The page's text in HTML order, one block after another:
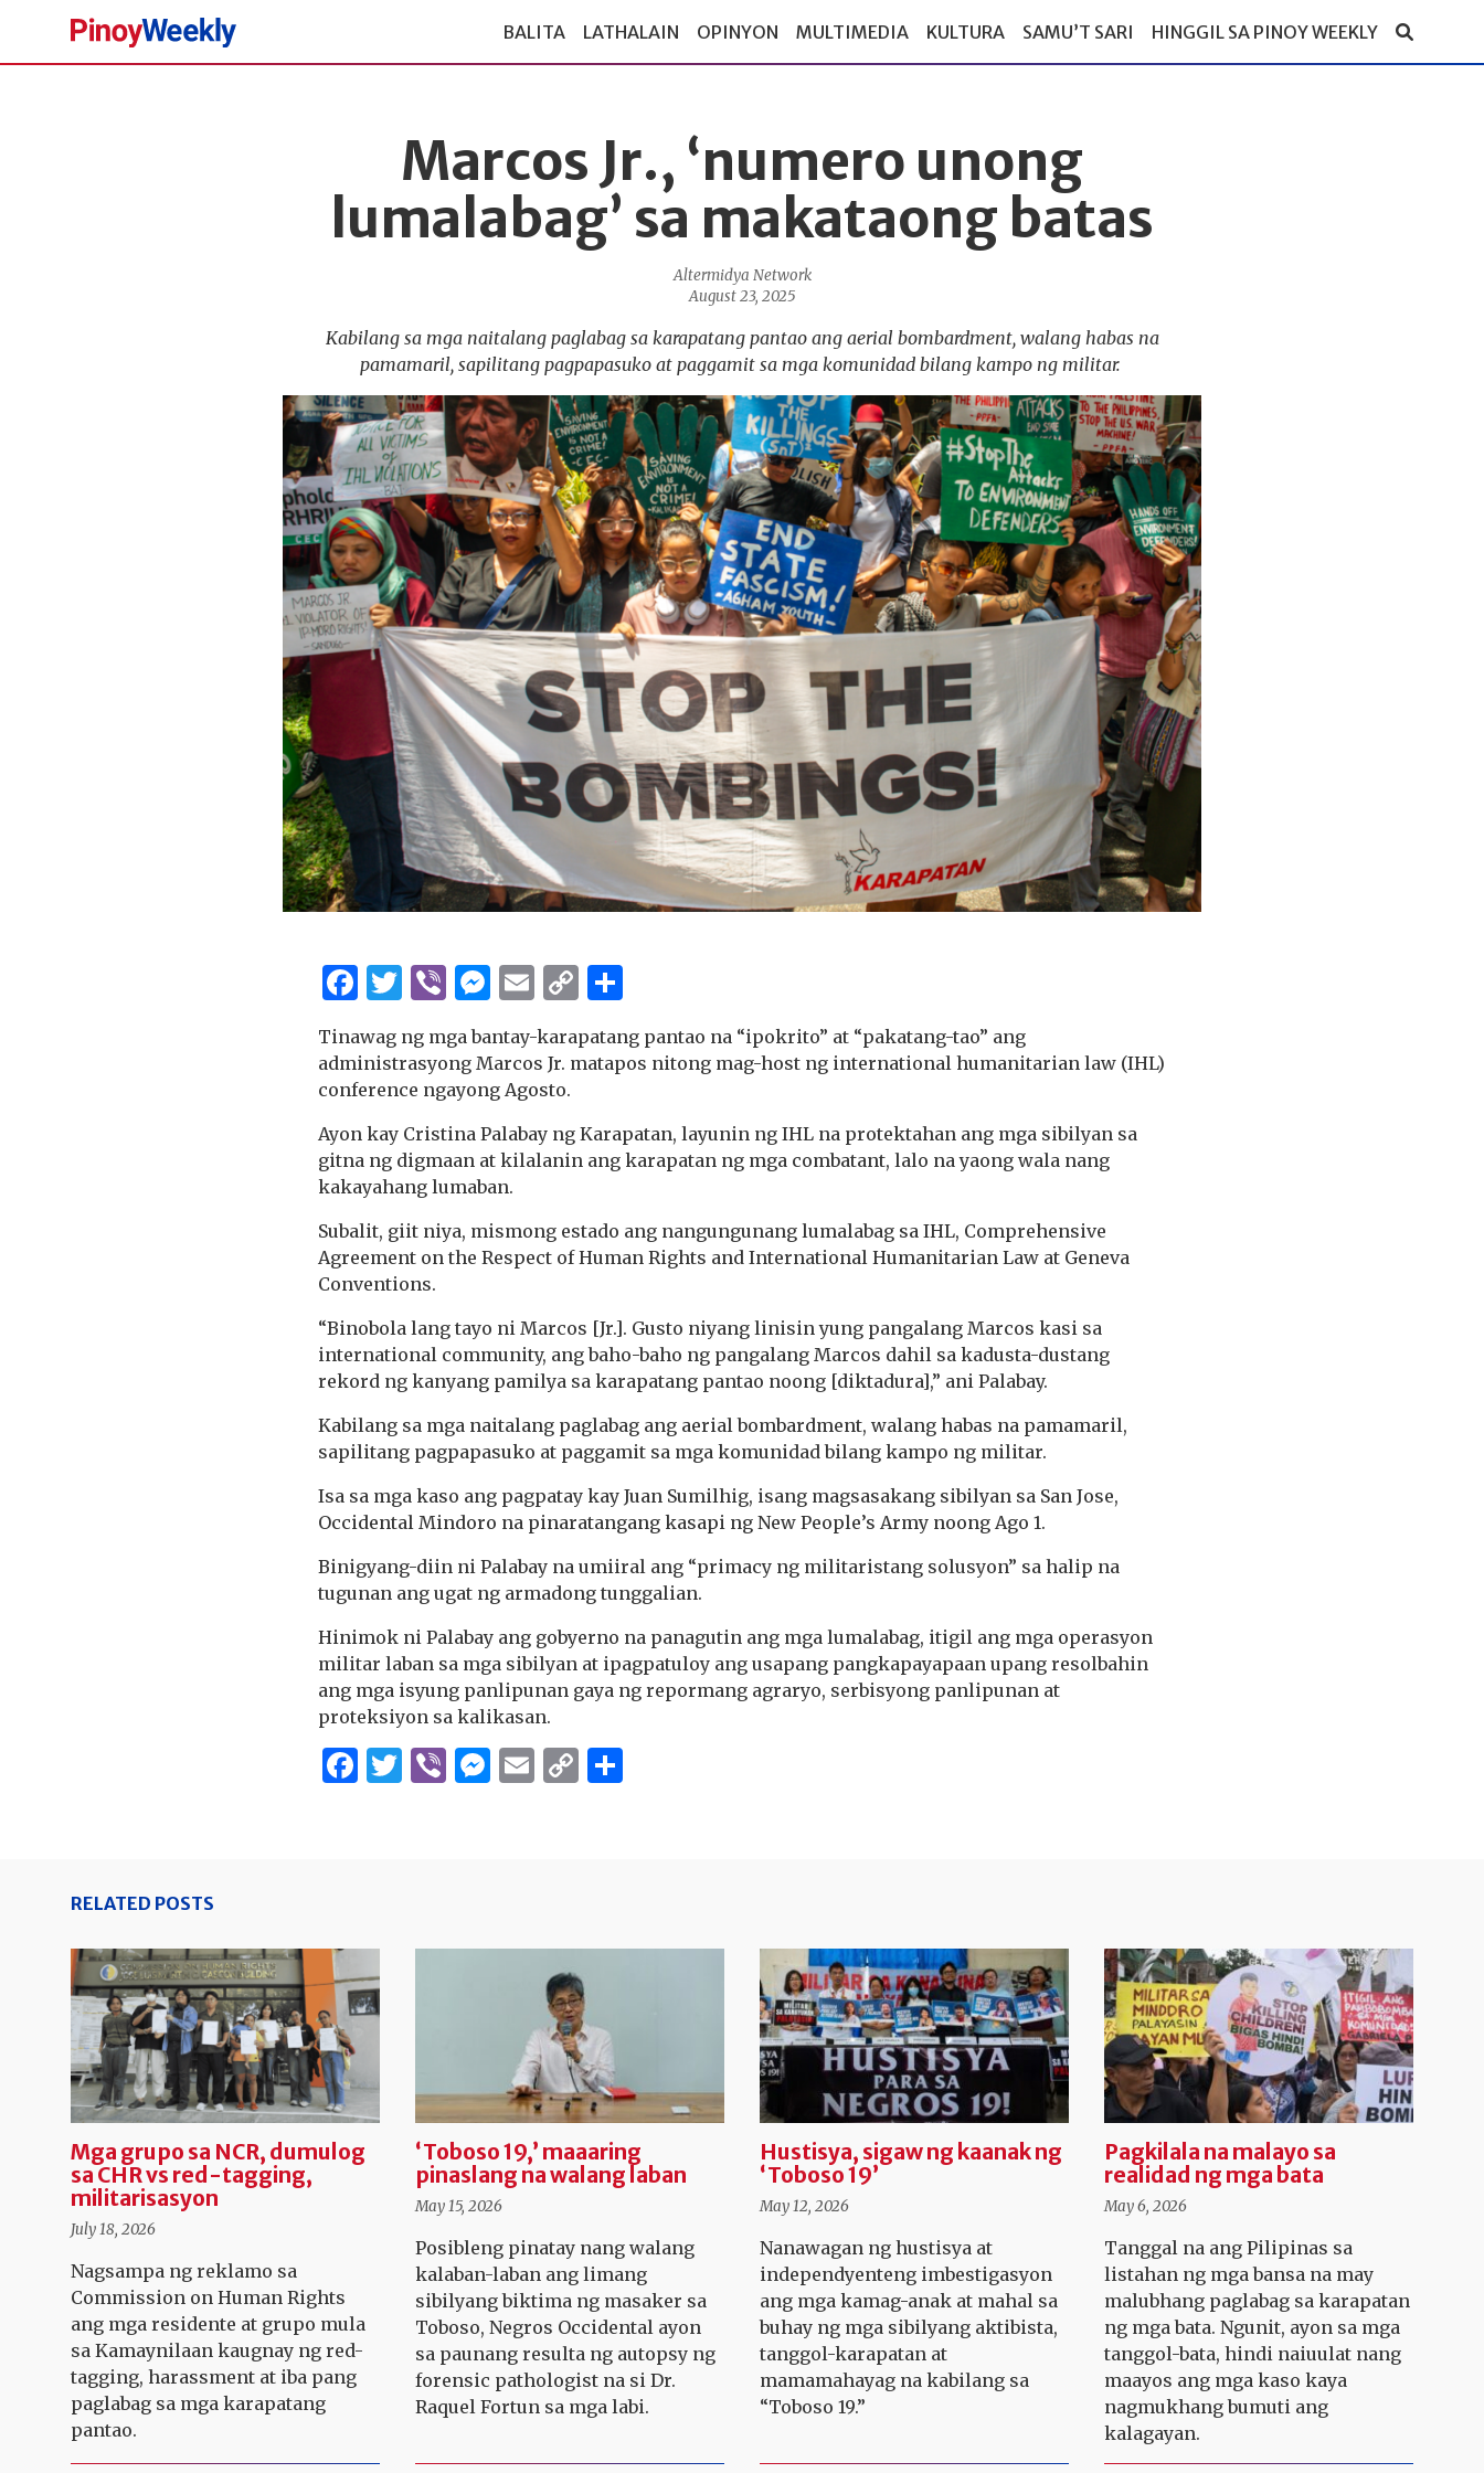
Pinoy
BALITA LATHALAIN OPINYON MULTIMEDIA KULTURA SAMU’T SARI HINGGIL SA PINOY WEEKLY
Marcos Jr., ‘numero unong
lumalabag’ sa makataong batas
Altermidya Network
August 23, 2025
Kabilang sa mga naitalang paglabag sa karapatang pantao ang aerial bombardment, walang habas na
pamamaril, sapilitang pagpapasuko at paggamit sa mga komunidad bilang kampo ng militar.
Facebook
Twitter
ViberMessenger
Email
Copy
Tinawag ng mga bantay-karapatang pantao na “ipokrito” at “pakatang-tao” ang
administrasyong Marcos Jr. matapos nitong mag-host ng international humanitarian law (IHL)
conference ngayong Agosto.
Ayon kay Cristina Palabay ng Karapatan, layunin ng IHL na protektahan ang mga sibilyan sa
gitna ng digmaan at kilalanin ang karapatan ng mga combatant, lalo na yaong wala nang
kakayahang lumaban.
Subalit, giit niya, mismong estado ang nangungunang lumalabag sa IHL, Comprehensive
Agreement on the Respect of Human Rights and International Humanitarian Law at Geneva
Conventions.
“Binobola lang tayo ni Marcos [Jr.]. Gusto niyang linisin yung pangalang Marcos kasi sa
international community, ang baho-baho ng pangalang Marcos dahil sa kadusta-dustang
rekord ng kanyang pamilya sa karapatang pantao noong [diktadura],” ani Palabay.
Kabilang sa mga naitalang paglabag ang aerial bombardment, walang habas na pamamaril,
sapilitang pagpapasuko at paggamit sa mga komunidad bilang kampo ng militar.
Isa sa mga kaso ang pagpatay kay Juan Sumilhig, isang magsasakang sibilyan sa San Jose,
Occidental Mindoro na pinaratangang kasapi ng New People’s Army noong Ago 1.
Binigyang-diin ni Palabay na umiiral ang “primacy ng militaristang solusyon” sa halip na
tugunan ang ugat ng armadong tunggalian.
Hinimok ni Palabay ang gobyerno na panagutin ang mga lumalabag, itigil ang mga operasyon
militar laban sa mga sibilyan at ipagpatuloy ang usapang pangkapayapaan upang resolbahin
ang mga isyung panlipunan gaya ng repormang agraryo, serbisyong panlipunan at
proteksiyon sa kalikasan.
Facebook
Twitter
ViberMessenger
Email
Copy
RELATED POSTS
Mga grupo sa NCR, dumulog
sa CHR vs red-tagging,
militarisasyon
July 18, 2026
Nagsampa ng reklamo sa
Commission on Human Rights
ang mga residente at grupo mula
sa Kamaynilaan kaugnay ng red-
tagging, harassment at iba pang
paglabag sa mga karapatang
pantao.
‘Toboso 19,’ maaaring
pinaslang na walang laban
May 15, 2026
Posibleng pinatay nang walang
kalaban-laban ang limang
sibilyang biktima ng masaker sa
Toboso, Negros Occidental ayon
sa paunang resulta ng autopsy ng
forensic pathologist na si Dr.
Raquel Fortun sa mga labi.
Hustisya, sigaw ng kaanak ng
‘Toboso 19’
May 12, 2026
Nanawagan ng hustisya at
independyenteng imbestigasyon
ang mga kamag-anak at mahal sa
buhay ng mga sibilyang aktibista,
tanggol-karapatan at
mamamahayag na kabilang sa
“Toboso 19.”
Pagkilala na malayo sa
realidad ng mga bata
May 6, 2026
Tanggal na ang Pilipinas sa
listahan ng mga bansa na may
malubhang paglabag sa karapatan
ng mga bata. Ngunit, ayon sa mga
tanggol-bata, hindi naiuulat nang
maayos ang mga kaso kaya
nagmukhang bumuti ang
kalagayan.